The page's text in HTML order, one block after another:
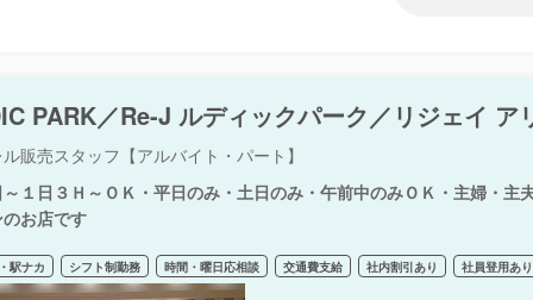
PARK／Re-J ルディックパーク／リジェイ ア
販売スタッフ【アルバイト・パート】
１日３Ｈ～ＯＫ・平日のみ・土日のみ・午前中のみＯＫ・主婦・
お店です
駅ナカ シフト制勤務 時間・曜日応相談 交通費支給 社内割引あり 社員登用あり